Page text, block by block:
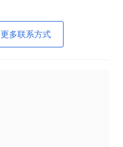
更多联系方式